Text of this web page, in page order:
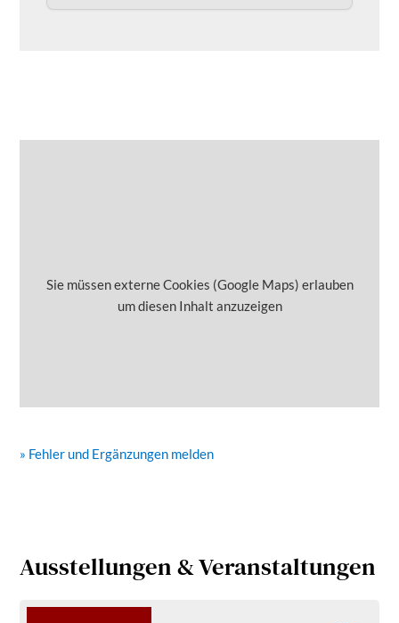
Sie müssen externe Cookies (Google Maps) erlauben
um diesen Inhalt anzuzeigen
» Fehler und Ergänzungen melden
Ausstellungen & Veranstaltungen